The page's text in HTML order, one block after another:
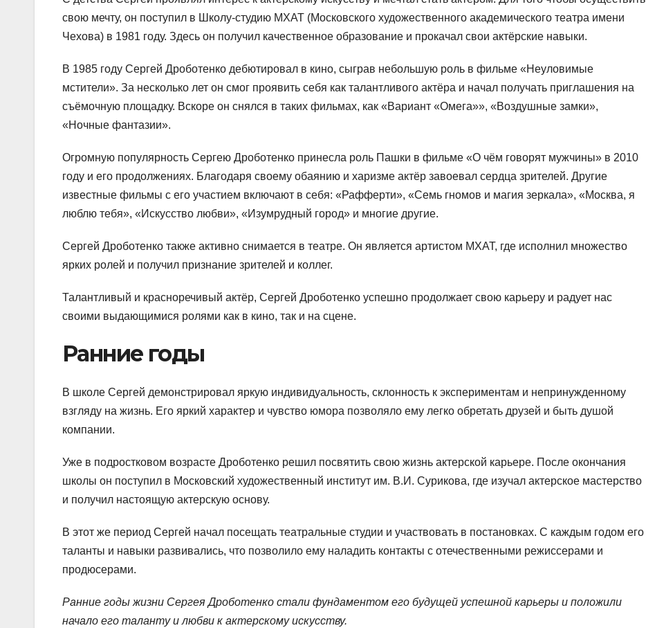
свою мечту, он поступил в Школу-студию МХАТ (Московского художественного академического театра имени
Чехова) в 1981 году. Здесь он получил качественное образование и прокачал свои актёрские навыки.
В 1985 году Сергей Дроботенко дебютировал в кино, сыграв небольшую роль в фильме «Неуловимые
мстители». За несколько лет он смог проявить себя как талантливого актёра и начал получать приглашения на
съёмочную площадку. Вскоре он снялся в таких фильмах, как «Вариант «Омега»», «Воздушные замки»,
«Ночные фантазии».
Огромную популярность Сергею Дроботенко принесла роль Пашки в фильме «О чём говорят мужчины» в 2010
году и его продолжениях. Благодаря своему обаянию и харизме актёр завоевал сердца зрителей. Другие
известные фильмы с его участием включают в себя: «Рафферти», «Семь гномов и магия зеркала», «Москва, я
люблю тебя», «Искусство любви», «Изумрудный город» и многие другие.
Сергей Дроботенко также активно снимается в театре. Он является артистом МХАТ, где исполнил множество
ярких ролей и получил признание зрителей и коллег.
Талантливый и красноречивый актёр, Сергей Дроботенко успешно продолжает свою карьеру и радует нас
своими выдающимися ролями как в кино, так и на сцене.
Ранние годы
В школе Сергей демонстрировал яркую индивидуальность, склонность к экспериментам и непринужденному
взгляду на жизнь. Его яркий характер и чувство юмора позволяло ему легко обретать друзей и быть душой
компании.
Уже в подростковом возрасте Дроботенко решил посвятить свою жизнь актерской карьере. После окончания
школы он поступил в Московский художественный институт им. В.И. Сурикова, где изучал актерское мастерство
и получил настоящую актерскую основу.
В этот же период Сергей начал посещать театральные студии и участвовать в постановках. С каждым годом его
таланты и навыки развивались, что позволило ему наладить контакты с отечественными режиссерами и
продюсерами.
Ранние годы жизни Сергея Дроботенко стали фундаментом его будущей успешной карьеры и положили
начало его таланту и любви к актерскому искусству.